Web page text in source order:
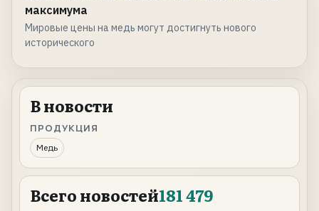
максимума
Мировые цены на медь могут достигнуть нового
исторического
В новости
ПРОДУКЦИЯ
Медь
Всего новостей181 479